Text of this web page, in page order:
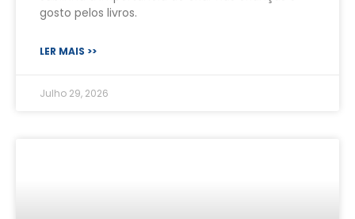
gosto pelos livros.
LER MAIS >>
Julho 29, 2026